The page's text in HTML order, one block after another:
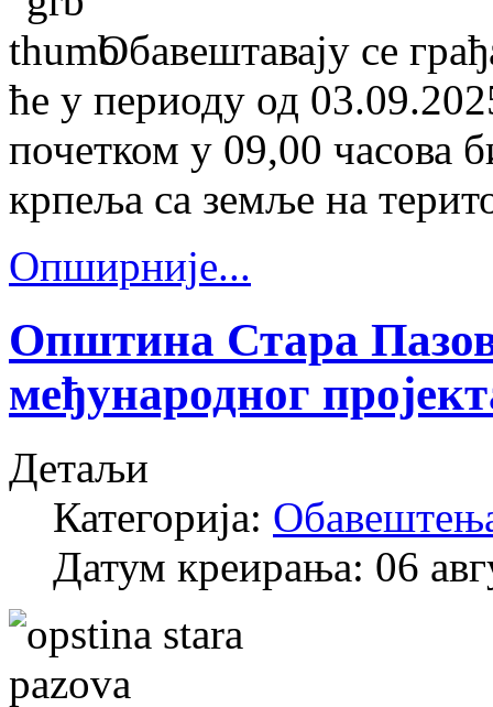
Обавештавају се
ће у периоду од
почетком у 09,00 часова
крпеља са земље на
Опширније...
Општина Стара
међународног
Детаљи
Категорија:
Датум креирања: 06